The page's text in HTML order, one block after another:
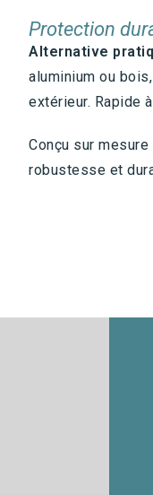
Protection
Alternative
aluminium ou
extérieur. Rapide
Conçu sur
robustesse et